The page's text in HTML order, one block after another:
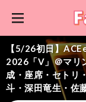
【5/26初日】
2026「V」＠マリ
成・座席・セトリ
斗・深田竜生・佐